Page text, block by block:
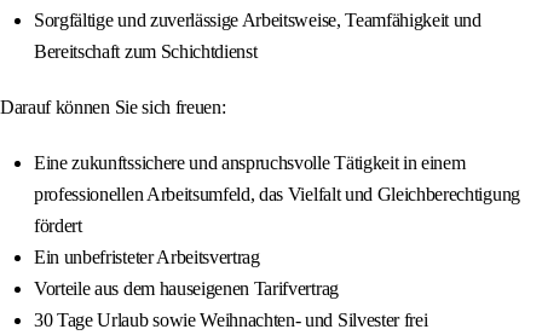
Sorgfältige und zuverlässige Arbeitsweise, Teamfähigkeit und
Bereitschaft zum Schichtdienst
Darauf können Sie sich freuen:
Eine zukunftssichere und anspruchsvolle Tätigkeit in einem
professionellen Arbeitsumfeld, das Vielfalt und Gleichberechtigung
fördert
Ein unbefristeter Arbeitsvertrag
Vorteile aus dem hauseigenen Tarifvertrag
30 Tage Urlaub sowie Weihnachten- und Silvester frei